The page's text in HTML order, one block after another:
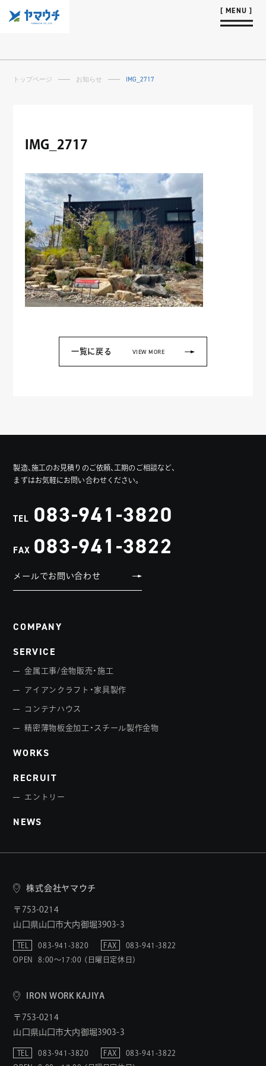
トップページ お知らせ IMG_2717
IMG_2717
一覧に戻る VIEW MORE
製造、施工のお見積りのご依頼、工期のご相談など、
まずはお気軽にお問い合わせください。
TEL 083-941-3820
FAX 083-941-3822
メールでお問い合わせ
COMPANY
SERVICE
金属工事/金物販売・施工
アイアンクラフト・家具製作
コンテナハウス
精密薄物板金加工・スチール製作金物
WORKS
RECRUIT
エントリー
NEWS
株式会社ヤマウチ
〒753-0214
山口県山口市大内御堀3903-3
TEL 083-941-3820 FAX
083-941-3822
OPEN
8:00〜17:00 （日曜日定休日）
IRON WORK KAJIYA
〒753-0214
山口県山口市大内御堀3903-3
TEL 083-941-3820 FAX
083-941-3822